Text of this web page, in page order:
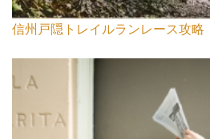
信州戸隠トレイルランレース攻略